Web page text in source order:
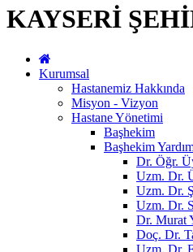
KAYSERİ
Kurumsal
Hastanemiz Hakkında
Misyon - Vizyon
Hastane Yönetimi
Başhekim
Başhekim
Dr. Öğr.
Uzm. Dr.
Uzm. Dr.
Uzm. Dr.
Dr. Murat
Doç. Dr.
Uzm. Dr.